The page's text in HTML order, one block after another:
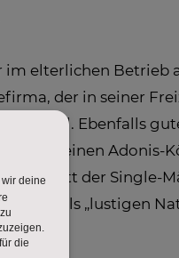
im elterlichen Betrieb
der in seiner
will. Ebenfalls
seinen Adonis-
Quartett der Single-
selbst als „lustigen